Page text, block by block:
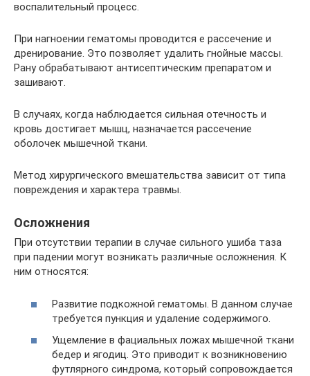
воспалительный процесс.
При нагноении гематомы проводится е рассечение и
дренирование. Это позволяет удалить гнойные массы.
Рану обрабатывают антисептическим препаратом и
зашивают.
В случаях, когда наблюдается сильная отечность и
кровь достигает мышц, назначается рассечение
оболочек мышечной ткани.
Метод хирургического вмешательства зависит от типа
повреждения и характера травмы.
Осложнения
При отсутствии терапии в случае сильного ушиба таза
при падении могут возникать различные осложнения. К
ним относятся:
Развитие подкожной гематомы. В данном случае
требуется пункция и удаление содержимого.
Ущемление в фациальных ложах мышечной ткани
бедер и ягодиц. Это приводит к возникновению
футлярного синдрома, который сопровождается